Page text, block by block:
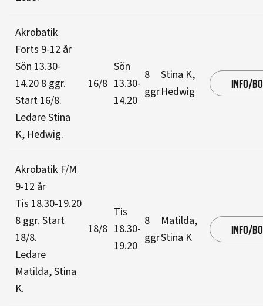
Akrobatik
Forts 9-12 år
Sön 13.30-
14.20 8 ggr.
Start 16/8.
Ledare Stina
K, Hedwig.
16/8
Sön
13.30-
14.20
8
ggr
Stina K,
Hedwig
INFO/
Akrobatik F/M
9-12 år
Tis 18.30-19.20
8 ggr. Start
18/8.
Ledare
Matilda, Stina
K.
18/8
Tis
18.30-
19.20
8
ggr
Matilda,
Stina K
INFO/